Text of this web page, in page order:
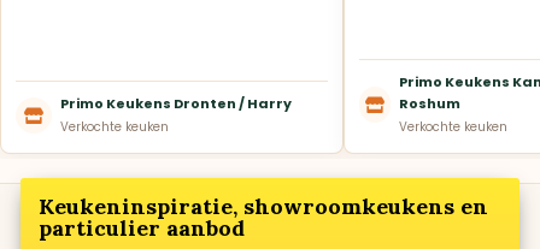
Primo Keukens Dronten / Harry
Verkochte keuken
Primo Keukens
Roshum
Verkochte keuken
Keukeninspiratie, showroomkeukens en
particulier aanbod